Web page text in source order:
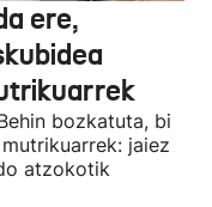
ere,
bozkatuta, bi
jaiez
atzokotik